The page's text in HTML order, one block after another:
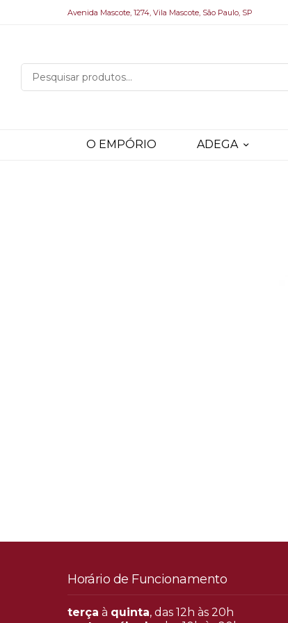
Avenida Mascote, 1274, Vila Mascote, São Paulo, SP
O EMPÓRIO ADEGA
Horário de Funcionamento
terça à quinta, das 12h às 20h